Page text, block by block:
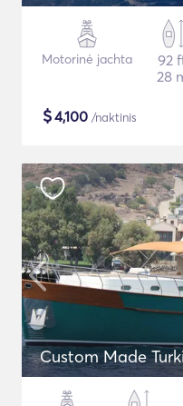
Motorinė jachta
92
28
$4,100 /naktinis
Custom Made